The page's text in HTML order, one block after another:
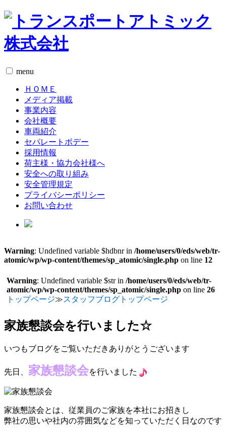
menu
ＨＯＭＥ
メディア掲載
事業内容
会社概要
車両紹介
セパレートボデー
採用情報
荷主様・協力会社様へ
安全への取り組み
安全管理規定
プライバシーポリシー
お問い合わせ
Warning: Undefined variable $hdbnr in /home/users/0/eds/web/tr-
atomic/wp/wp-content/themes/sp_atomic/single.php on line 12
Warning: Undefined variable $str in /home/users/0/eds/web/tr-
atomic/wp/wp-content/themes/sp_atomic/single.php on line 26
トップページ≫スタッフブログトップページ
家族懇談会を行いました☆
いつもブログをご覧いただきありがとうございます
先日、 家族懇談会を行いました
家族懇談会とは、従業員のご家族を本社にお招きし
弊社の思いや社内の雰囲気などを知っていただく日なのです